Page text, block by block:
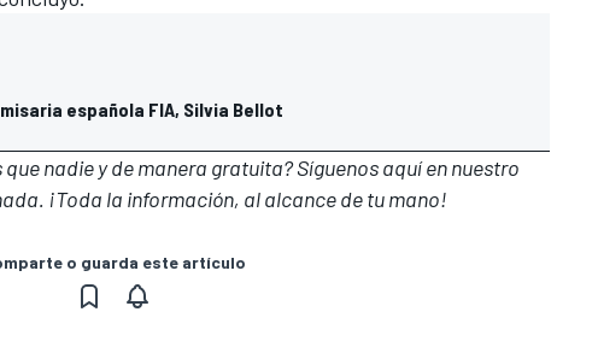
española FIA, Silvia Bellot
nadie y de manera gratuita? Síguenosaquí en nuestro
¡Toda la información, al alcance de tu mano!
o guarda este artículo